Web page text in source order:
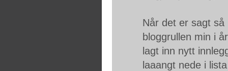
Når det er sagt så
bloggrullen min i
lagt inn nytt
laaangt nede i